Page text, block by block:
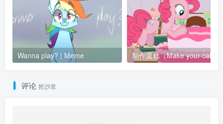
Wanna play? | Meme 制作蛋糕（Make your cake
评论 抢沙发